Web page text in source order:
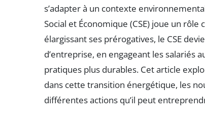
s’adapter à un contexte
Social et Économique (CSE) joue un
élargissant ses prérogatives, le CSE
d’entreprise, en engageant les salariés
pratiques plus durables. Cet article
dans cette transition énergétique, les
différentes actions qu’il peut